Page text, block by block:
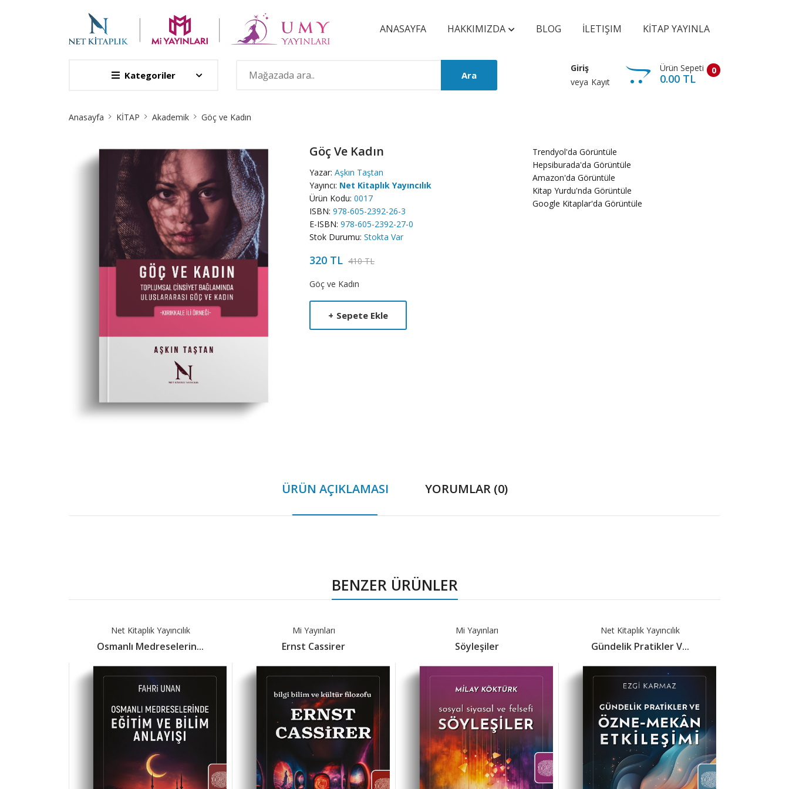
ANASAYFA HAKKIMIZDA BLOG İLETIŞIM KİTAP YAYINLA
Kategoriler Ara
Giriş
veya Kayıt
0
Ürün Sepeti
0.00 TL
Anasayfa KİTAP Akademik Göç ve Kadın
Göç Ve Kadın
Yazar: Aşkın Taştan
Yayıncı: Net Kitaplık Yayıncılık
Ürün Kodu: 0017
ISBN: 978-605-2392-26-3
E-ISBN: 978-605-2392-27-0
Stok Durumu: Stokta Var
320 TL 410 TL
Product
Summery
Göç ve Kadın
+ Sepete Ekle
Trendyol'da Görüntüle
Hepsiburada'da Görüntüle
Amazon'da Görüntüle
Kitap Yurdu'nda Görüntüle
Google Kitaplar'da Görüntüle
ÜRÜN AÇIKLAMASI YORUMLAR (0)
BENZER ÜRÜNLER
Net Kitaplık Yayıncılık
Osmanlı Medreselerin...
Mi Yayınları
Ernst Cassirer
Mi Yayınları
Söyleşiler
Net Kitaplık Yayıncılık
Gündelik Pratikler V...